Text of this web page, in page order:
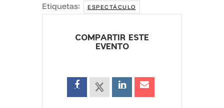
Etiquetas: ESPECTÁCULO
COMPARTIR ESTE
EVENTO